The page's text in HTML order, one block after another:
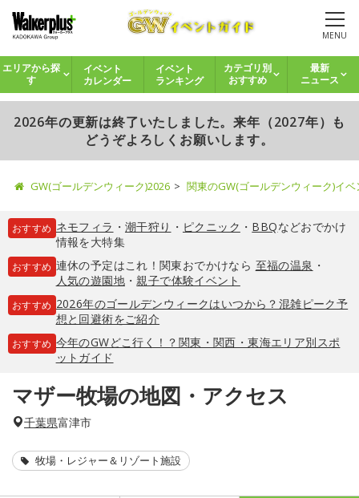
MENU
エリアから探
す
イベント
カレンダー
イベント
ランキング
カテゴリ別
おすすめ
最新
ニュース
2026年の更新は終了いたしました。来年（2027年）も
どうぞよろしくお願いします。
GW(ゴールデンウィーク)2026 関東のGW(ゴールデンウィーク)イ
おすすめ ネモフィラ ・ 潮干狩り ・ ピクニック ・ BBQなどおでかけ
情報を大特集
おすすめ 連休の予定はこれ！関東おでかけなら 至福の温泉 ・
人気の遊園地・親子で体験イベント
おすすめ 2026年のゴールデンウィークはいつから？混雑ピーク予
想と回避術をご紹介
おすすめ 今年のGWどこ行く！？関東・関西・東海エリア別スポ
ットガイド
マザー牧場の地図・アクセス
千葉県富津市
牧場・レジャー＆リゾート施設